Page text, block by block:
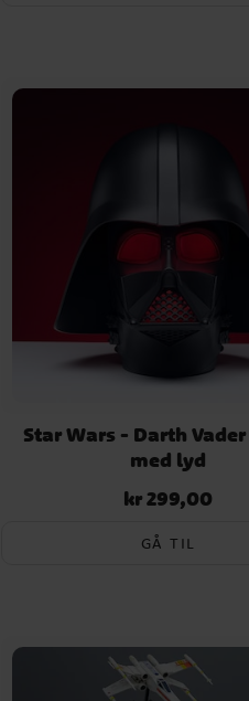
Star Wars - Darth
med lyd
Pris :kr 299,00
kr 299,00
GÅ TIL